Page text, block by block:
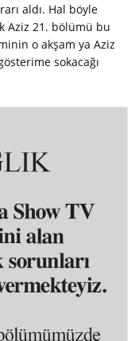
aldı. Hal böyle
Aziz 21. bölümü bu
o akşam ya Aziz
sokacağı